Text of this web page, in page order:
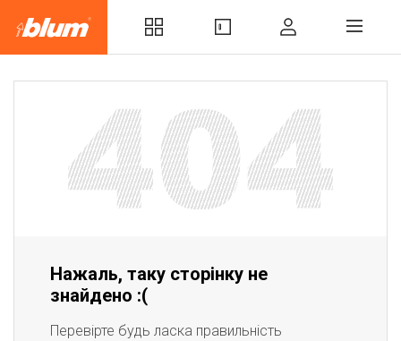
Нажаль, таку сторінку не
знайдено :(
Перевірте будь ласка правильність